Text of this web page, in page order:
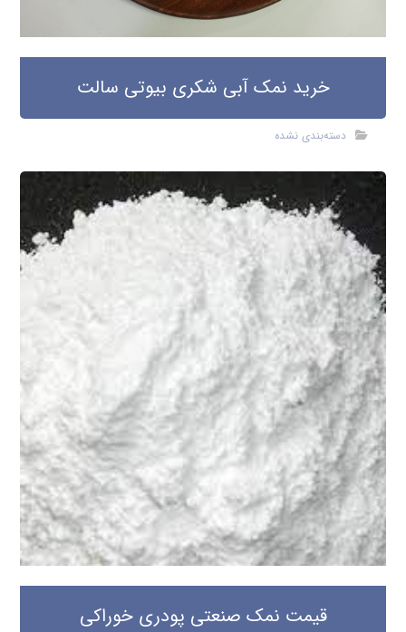
خرید نمک آبی شکری بیوتی سالت
دسته‌بندی نشده
قیمت نمک صنعتی پودری خوراکی